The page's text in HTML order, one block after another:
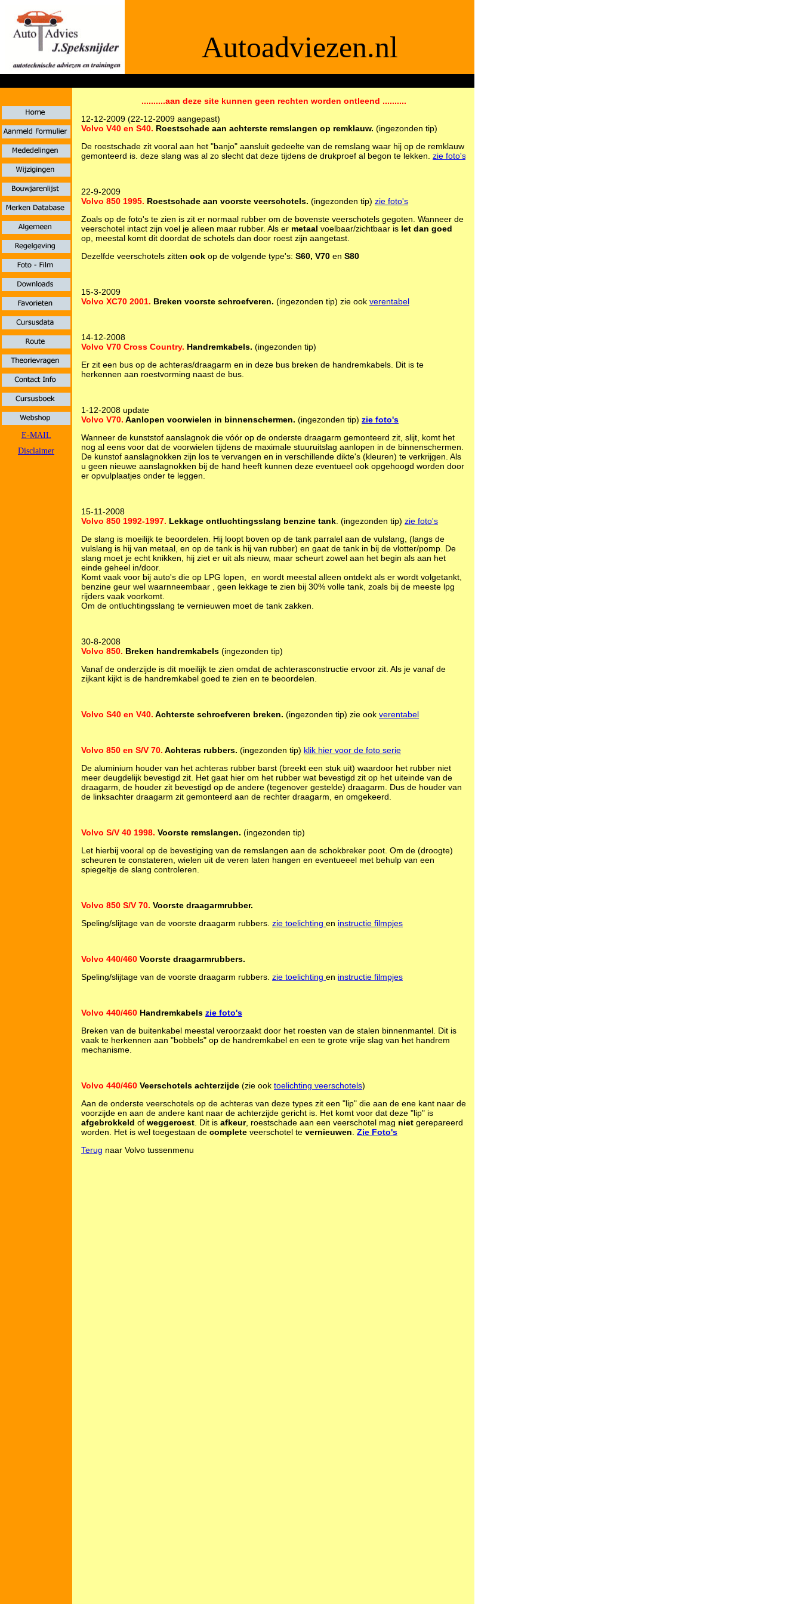
E-MAIL
Disclaimer
Autoadviezen.nl
De informatiesite voor APK2 keurmeesters
..........aan deze site kunnen geen rechten worden ontleend ..........
12-12-2009 (22-12-2009 aangepast)
Volvo V40 en S40. Roestschade aan achterste remslangen op remklauw. (ingezonden tip)
De roestschade zit vooral aan het "banjo" aansluit gedeelte van de remslang waar hij op de remklauw
gemonteerd is. deze slang was al zo slecht dat deze tijdens de drukproef al begon te lekken. zie foto's
22-9-2009
Volvo 850 1995. Roestschade aan voorste veerschotels. (ingezonden tip) zie foto's
Zoals op de foto's te zien is zit er normaal rubber om de bovenste veerschotels gegoten. Wanneer de
veerschotel intact zijn voel je alleen maar rubber. Als er metaal voelbaar/zichtbaar is let dan goed
op, meestal komt dit doordat de schotels dan door roest zijn aangetast.
Dezelfde veerschotels zitten ook op de volgende type's: S60, V70 en S80
15-3-2009
Volvo XC70 2001. Breken voorste schroefveren. (ingezonden tip) zie ook verentabel
14-12-2008
Volvo V70 Cross Country. Handremkabels. (ingezonden tip)
Er zit een bus op de achteras/draagarm en in deze bus breken de handremkabels. Dit is te
herkennen aan roestvorming naast de bus.
1-12-2008 update
Volvo V70. Aanlopen voorwielen in binnenschermen. (ingezonden tip) zie foto's
Wanneer de kunststof aanslagnok die vóór op de onderste draagarm gemonteerd zit, slijt, komt het
nog al eens voor dat de voorwielen tijdens de maximale stuuruitslag aanlopen in de binnenschermen.
De kunstof aanslagnokken zijn los te vervangen en in verschillende dikte's (kleuren) te verkrijgen. Als
u geen nieuwe aanslagnokken bij de hand heeft kunnen deze eventueel ook opgehoogd worden door
er opvulplaatjes onder te leggen.
15-11-2008
Volvo 850 1992-1997. Lekkage ontluchtingsslang benzine tank . (ingezonden tip) zie foto's
De slang is moeilijk te beoordelen. Hij loopt boven op de tank parralel aan de vulslang, (langs de
vulslang is hij van metaal, en op de tank is hij van rubber) en gaat de tank in bij de vlotter/pomp. De
slang moet je echt knikken, hij ziet er uit als nieuw, maar scheurt zowel aan het begin als aan het
einde geheel in/door.
Komt vaak voor bij auto's die op LPG lopen, en wordt meestal alleen ontdekt als er wordt volgetankt,
benzine geur wel waarnneembaar , geen lekkage te zien bij 30% volle tank, zoals bij de meeste lpg
rijders vaak voorkomt.
Om de ontluchtingsslang te vernieuwen moet de tank zakken.
30-8-2008
Volvo 850. Breken handremkabels (ingezonden tip)
Vanaf de onderzijde is dit moeilijk te zien omdat de achterasconstructie ervoor zit. Als je vanaf de
zijkant kijkt is de handremkabel goed te zien en te beoordelen.
Volvo S40 en V40. Achterste schroefveren breken. (ingezonden tip) zie ook verentabel
Volvo 850 en S/V 70. Achteras rubbers. (ingezonden tip) klik hier voor de foto serie
De aluminium houder van het achteras rubber barst (breekt een stuk uit) waardoor het rubber niet
meer deugdelijk bevestigd zit. Het gaat hier om het rubber wat bevestigd zit op het uiteinde van de
draagarm, de houder zit bevestigd op de andere (tegenover gestelde) draagarm. Dus de houder van
de linksachter draagarm zit gemonteerd aan de rechter draagarm, en omgekeerd.
Volvo S/V 40 1998. Voorste remslangen. (ingezonden tip)
Let hierbij vooral op de bevestiging van de remslangen aan de schokbreker poot. Om de (droogte)
scheuren te constateren, wielen uit de veren laten hangen en eventueeel met behulp van een
spiegeltje de slang controleren.
Volvo 850 S/V 70. Voorste draagarmrubber.
Speling/slijtage van de voorste draagarm rubbers. zie toelichting en instructie filmpjes
Volvo 440/460 Voorste draagarmrubbers.
Speling/slijtage van de voorste draagarm rubbers. zie toelichting en instructie filmpjes
Volvo 440/460 Handremkabels zie foto's
Breken van de buitenkabel meestal veroorzaakt door het roesten van de stalen binnenmantel. Dit is
vaak te herkennen aan "bobbels" op de handremkabel en een te grote vrije slag van het handrem
mechanisme.
Volvo 440/460 Veerschotels achterzijde (zie ook toelichting veerschotels)
Aan de onderste veerschotels op de achteras van deze types zit een "lip" die aan de ene kant naar de
voorzijde en aan de andere kant naar de achterzijde gericht is. Het komt voor dat deze "lip" is
afgebrokkeld of weggeroest . Dit is afkeur, roestschade aan een veerschotel mag niet gerepareerd
worden. Het is wel toegestaan de complete veerschotel te vernieuwen Zie Foto's
Terug naar Volvo tussenmenu